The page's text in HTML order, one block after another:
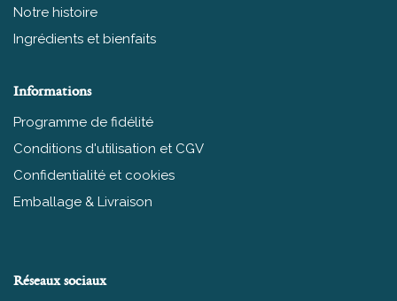
Notre histoire
Ingrédients et bienfaits
Informations
Programme de fidélité
Conditions d'utilisation et CGV
Confidentialité et cookies
Emballage & Livraison
Réseaux sociaux